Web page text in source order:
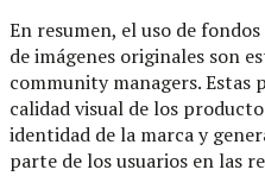
En resumen, el uso de
de imágenes originales son
community managers. Estas
calidad visual de los
identidad de la marca y
parte de los usuarios en las